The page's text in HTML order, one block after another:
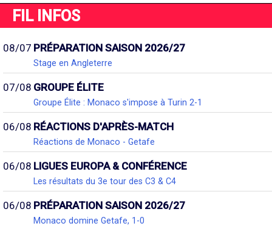
FIL INFOS
08/07 PRÉPARATION SAISON 2026/27
Stage en Angleterre
07/08 GROUPE ÉLITE
Groupe Élite : Monaco s'impose à Turin 2-1
06/08 RÉACTIONS D'APRÈS-MATCH
Réactions de Monaco - Getafe
06/08 LIGUES EUROPA & CONFÉRENCE
Les résultats du 3e tour des C3 & C4
06/08 PRÉPARATION SAISON 2026/27
Monaco domine Getafe, 1-0